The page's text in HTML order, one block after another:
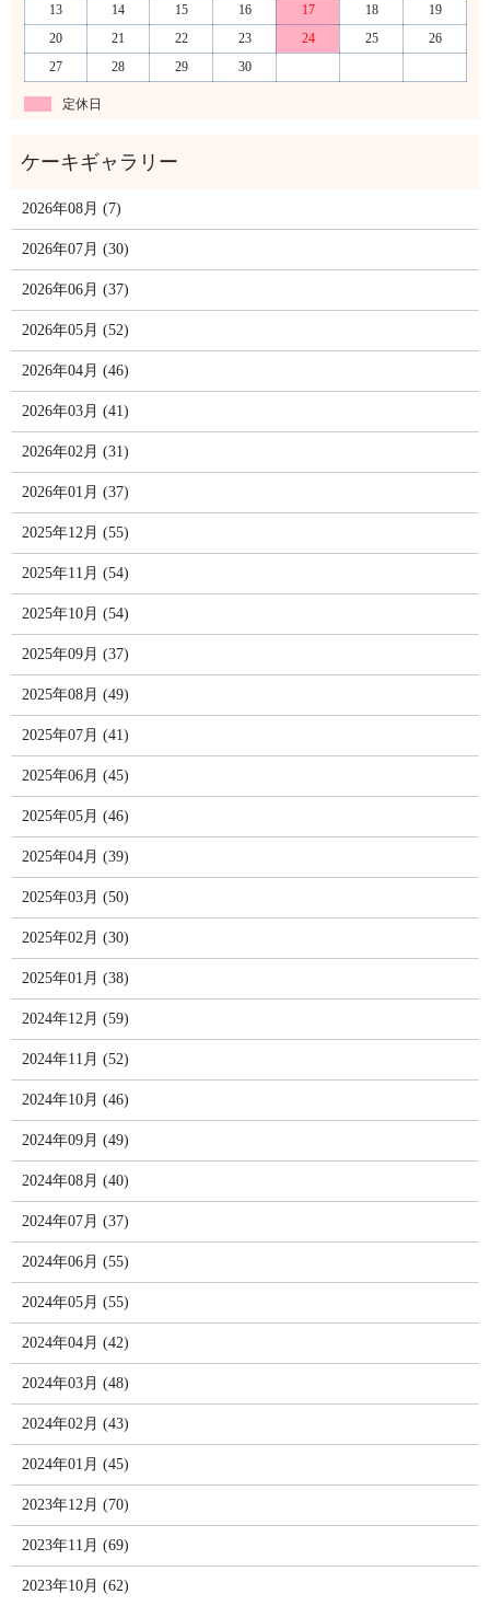
13
14 15 16 17 18
19
20
21 22 23 24 25
26
27
28 29 30
定休日
2026年08月 (7)
2026年07月 (30)
2026年06月 (37)
2026年05月 (52)
2026年04月 (46)
2026年03月 (41)
2026年02月 (31)
2026年01月 (37)
2025年12月 (55)
2025年11月 (54)
2025年10月 (54)
2025年09月 (37)
2025年08月 (49)
2025年07月 (41)
2025年06月 (45)
2025年05月 (46)
2025年04月 (39)
2025年03月 (50)
2025年02月 (30)
2025年01月 (38)
2024年12月 (59)
2024年11月 (52)
2024年10月 (46)
2024年09月 (49)
2024年08月 (40)
2024年07月 (37)
2024年06月 (55)
2024年05月 (55)
2024年04月 (42)
2024年03月 (48)
2024年02月 (43)
2024年01月 (45)
2023年12月 (70)
2023年11月 (69)
2023年10月 (62)